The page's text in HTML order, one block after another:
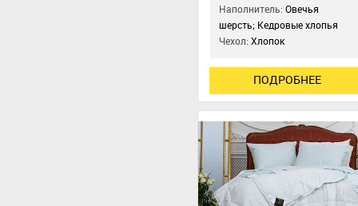
Наполнитель:Овечья
шерсть; Кедровые хлопья
Чехол:Хлопок
ПОДРОБНЕЕ